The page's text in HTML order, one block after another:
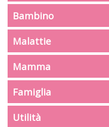
Bambino
Malattie
Mamma
Famiglia
Utilità